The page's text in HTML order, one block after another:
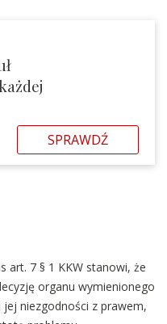
SPRAWDŹ
art. 7 § 1 KKW stanowi, że
organu wymienionego
niezgodności z prawem,